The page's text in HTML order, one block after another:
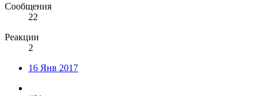
Сообщения
22
Реакции
2
16 Янв 2017